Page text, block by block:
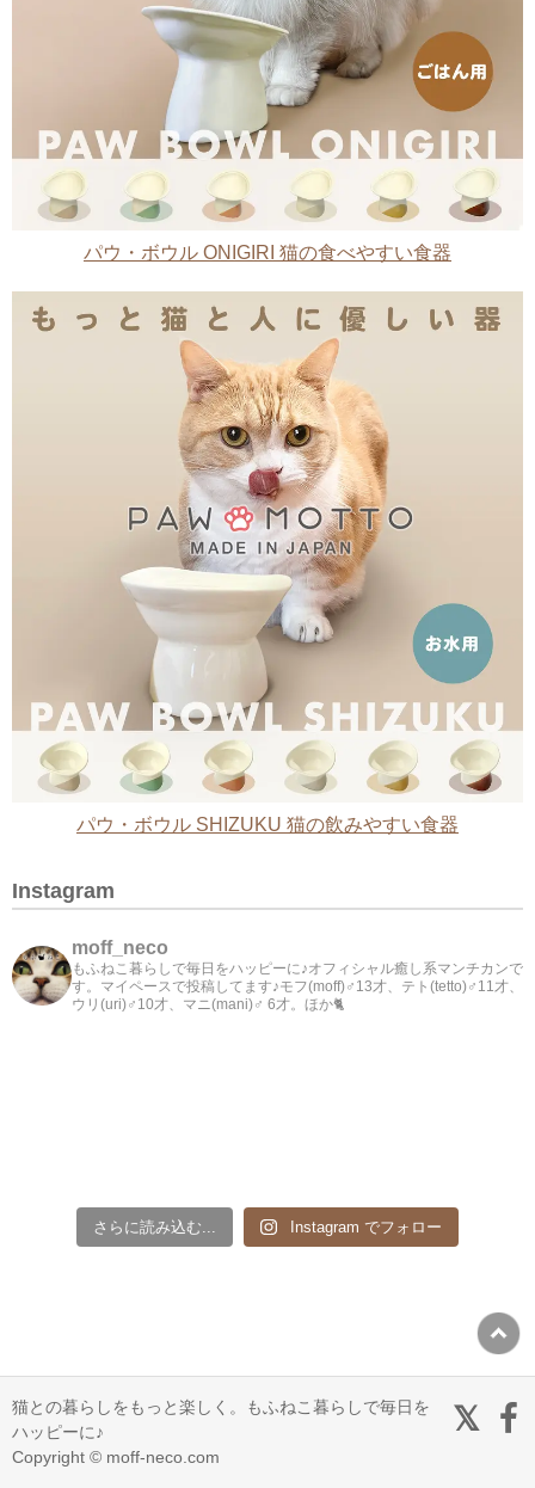
パウ・ボウル ONIGIRI 猫の食べやすい食器
パウ・ボウル SHIZUKU 猫の飲みやすい食器
Instagram
moff_neco
もふねこ暮らしで毎日をハッピーに♪オフィシャル癒し系マンチカンで
す。マイペースで投稿してます♪モフ(moff)♂13才、テト(tetto)♂11才、
ウリ(uri)♂10才、マニ(mani)♂ 6才。ほか🐈
さらに読み込む... Instagram でフォロー
猫との暮らしをもっと楽しく。もふねこ暮らしで毎日を
ハッピーに♪
Copyright © moff-neco.com